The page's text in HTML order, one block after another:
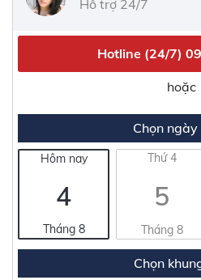
Hỗ trợ 24/7
Hotline (24/7)
hoặc
Chọn ngày
Hôm nay
4
Tháng 8
Thứ 4
5
Tháng 8
Chọn